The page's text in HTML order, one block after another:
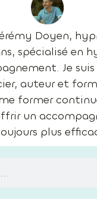
Doyen,
spécialisé en
Je
auteur et
former
un
plus